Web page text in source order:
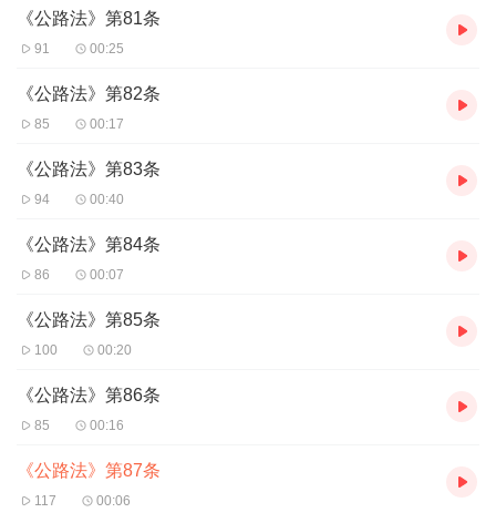
《公路法》第81条
91 00:25
《公路法》第82条
85 00:17
《公路法》第83条
94 00:40
《公路法》第84条
86 00:07
《公路法》第85条
100 00:20
《公路法》第86条
85 00:16
《公路法》第87条
117 00:06